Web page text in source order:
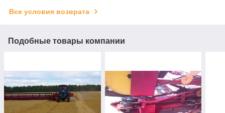
Все условия возврата
Подобные товары компании